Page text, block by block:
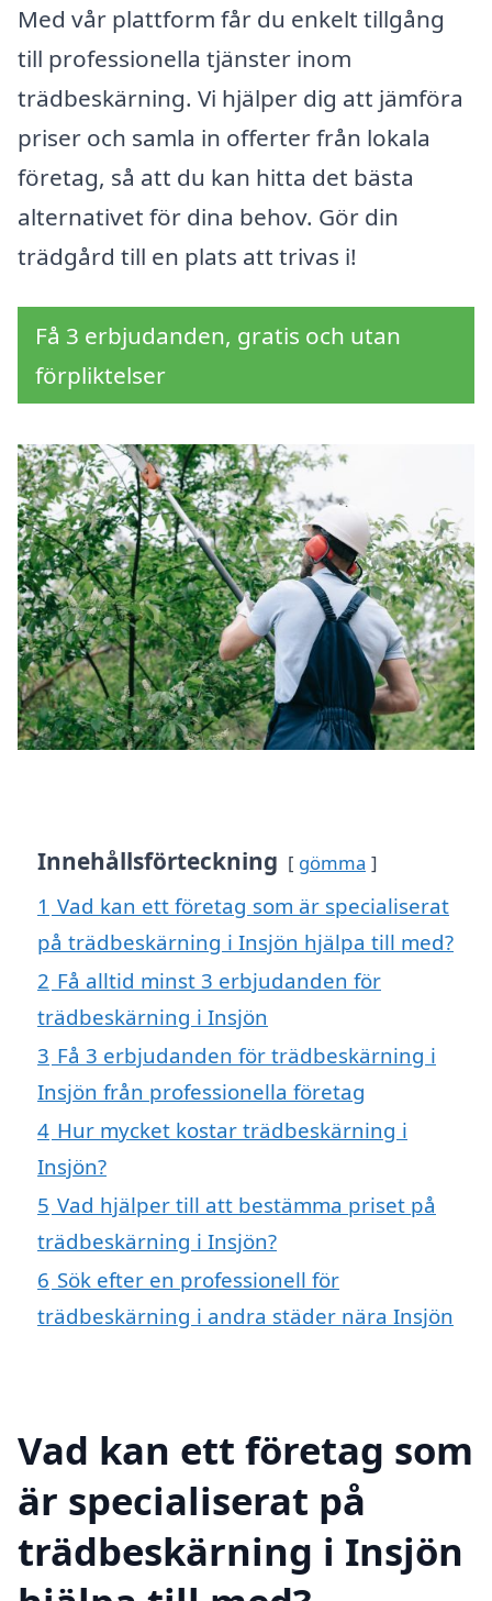
Med vår plattform får du enkelt tillgång
till professionella tjänster inom
trädbeskärning. Vi hjälper dig att jämföra
priser och samla in offerter från lokala
företag, så att du kan hitta det bästa
alternativet för dina behov. Gör din
trädgård till en plats att trivas i!
Få 3 erbjudanden, gratis och utan
förpliktelser
Innehållsförteckning gömma
1 Vad kan ett företag som är specialiserat
på trädbeskärning i Insjön hjälpa till med?
2 Få alltid minst 3 erbjudanden för
trädbeskärning i Insjön
3 Få 3 erbjudanden för trädbeskärning i
Insjön från professionella företag
4 Hur mycket kostar trädbeskärning i
Insjön?
5 Vad hjälper till att bestämma priset på
trädbeskärning i Insjön?
6 Sök efter en professionell för
trädbeskärning i andra städer nära Insjön
Vad kan ett företag som
är specialiserat på
trädbeskärning i Insjön